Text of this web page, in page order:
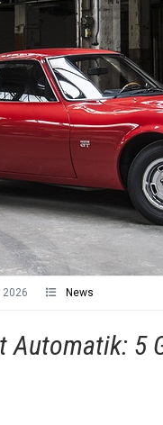
2026 News
Automatik: 5